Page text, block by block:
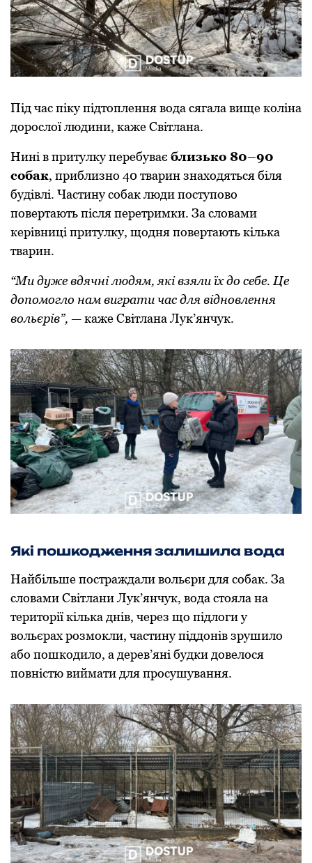
Під час піку підтоплення вода сягала вище коліна
дорослої людини, каже Світлана.
Нині в притулку перебуває близько 80–90
собак, приблизно 40 тварин знаходяться біля
будівлі. Частину собак люди поступово
повертають після перетримки. За словами
керівниці притулку, щодня повертають кілька
тварин.
“Ми дуже вдячні людям, які взяли їх до себе. Це
допомогло нам виграти час для відновлення
вольєрів”, — каже Світлана Лук’янчук.
Які пошкодження залишила вода
Найбільше постраждали вольєри для собак. За
словами Світлани Лук’янчук, вода стояла на
території кілька днів, через що підлоги у
вольєрах розмокли, частину піддонів зрушило
або пошкодило, а дерев’яні будки довелося
повністю виймати для просушування.